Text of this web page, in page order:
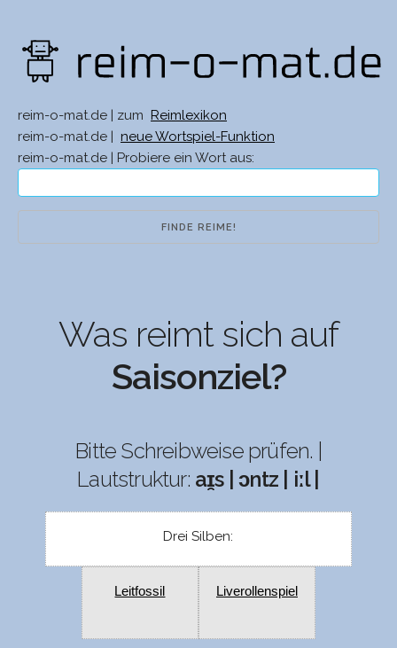
reim-o-mat.de | zum
Reimlexikon
reim-o-mat.de |
neue Wortspiel-Funktion
reim-o-mat.de | Probiere ein Wort aus:
Was reimt sich auf
Saisonziel?
Bitte Schreibweise prüfen. |
Lautstruktur: aɪ̯s | ɔntz | iːl |
Drei Silben:
Leitfossil Liverollenspiel